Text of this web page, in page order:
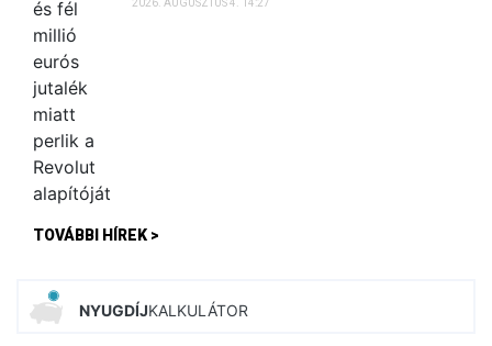
2026. AUGUSZTUS 4. 14:27
TOVÁBBI HÍREK >
NYUGDÍJKALKULÁTOR